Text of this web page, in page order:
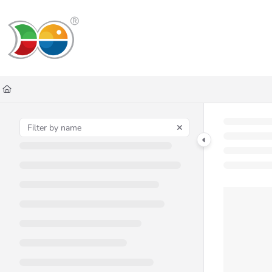
Fetch the complete documentation index at:
Use this file to discover all available pages before exploring further.